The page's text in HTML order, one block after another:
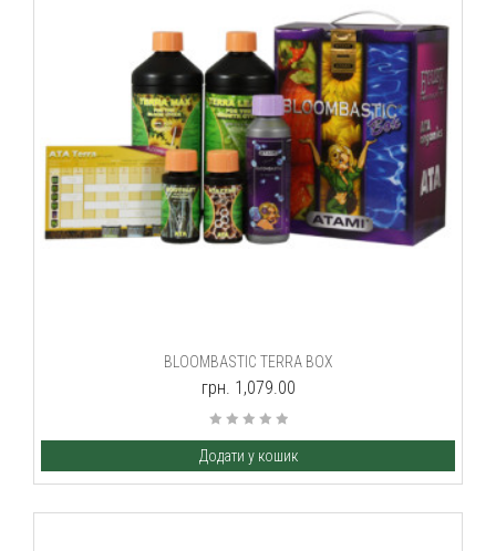
BLOOMBASTIC TERRA BOX
грн. 1,079.00
Додати у кошик